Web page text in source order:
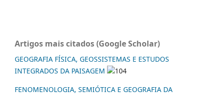
Artigos mais citados (Google Scholar)
GEOGRAFIA FÍSICA, GEOSSISTEMAS E ESTUDOS
INTEGRADOS DA PAISAGEM
104
FENOMENOLOGIA, SEMIÓTICA E GEOGRAFIA DA